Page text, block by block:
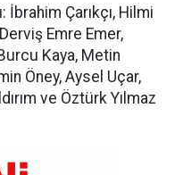
Çarıkçı, Hilmi
Emre Emer,
Kaya, Metin
Öney, Aysel Uçar,
ve Öztürk Yılmaz